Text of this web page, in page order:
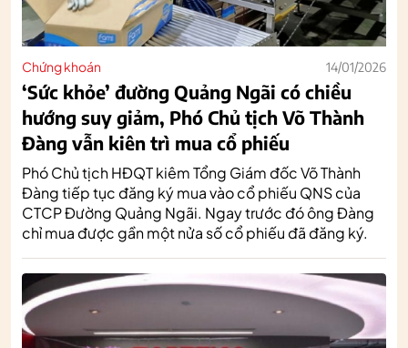
Chứng khoán 14/01/2026
‘Sức khỏe’ đường Quảng Ngãi có chiều
hướng suy giảm, Phó Chủ tịch Võ Thành
Đàng vẫn kiên trì mua cổ phiếu
Phó Chủ tịch HĐQT kiêm Tổng Giám đốc Võ Thành
Đàng tiếp tục đăng ký mua vào cổ phiếu QNS của
CTCP Đường Quảng Ngãi. Ngay trước đó ông Đàng
chỉ mua được gần một nửa số cổ phiếu đã đăng ký.